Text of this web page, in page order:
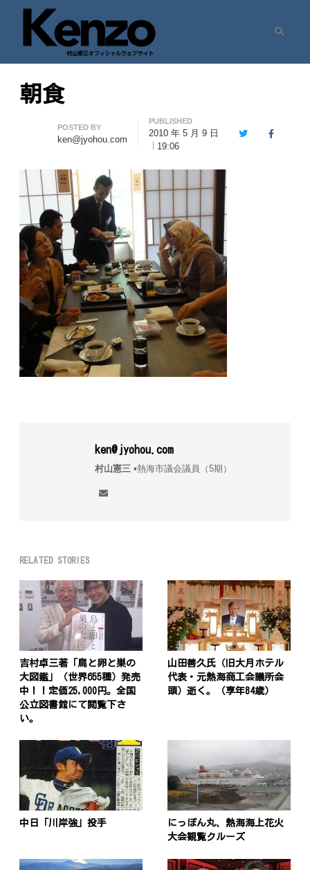
七転八起 – 村山憲三 Official Site
村山憲三ウェブサイト
朝食
Author
POSTED BY
ken@jyohou.com
PUBLISHED
2010 年 5 月 9 日
19:06
TwitterFacebook
ken@jyohou.com
村山憲三▪︎熱海市議会議員（5期）
RELATED STORIES
吉村卓三著「鳥と卵と巣の
大図鑑」（世界655種）発売
中！！定価25,000円。全国
公立図書館にて閲覧下さ
い。
山田善久氏（旧大月ホテル
代表・元熱海商工会議所会
頭）逝く。（享年84歳）
中日「川岸強」投手
にっぽん丸、熱海海上花火
大会観覧クルーズ